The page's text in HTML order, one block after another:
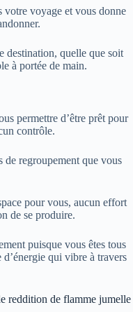
votre voyage et vous donne
destination, quelle que soit
à portée de main.
permettre d’être prêt pour
contrôle.
de regroupement que vous
pour vous, aucun effort
de se produire.
puisque vous êtes tous
d’énergie qui vibre à travers
reddition de flamme jumelle